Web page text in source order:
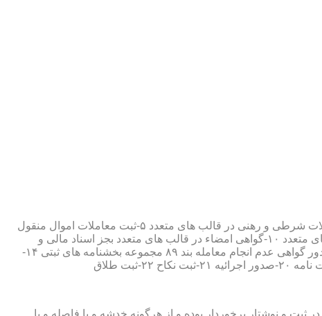
۱-ثبت اسناد مطابق مقررات قانونی ۲-ارائه مواد مصدق از اسناد ثبت شده ۳-تصدیق صحت امضاء،قبول و حفظ اسناد امانتی ۴-ثبت معاملات شرطی و رهنی در قالب های متعدد ۵-ثبت معاملات اموال منقول
۶-ثبت معاملات اموال غیر منقول ۷-ثبت وصیت در قالبهای عهدی و تکمیلی ۸-ثبت اقرارنامه در قالب های متعدد ۹-ثبت وکالت در قالب های متعدد ۱۰-گواهی امضاء در قالب های متعدد بجز اسناد مالی و
معاملاتی ۱۱-تصدیق کپی اسناد و اوراق مراجعین ۱۲-دریافت قبوض سپرده مستاجرین در قالب بند ۵۲ مجموعه بخشنامه های ثبتی ۱۳-صدور گواهی عدم انجام معامله بند ۸۹ مجموعه بخشنامه های ثبتی ۱۴-